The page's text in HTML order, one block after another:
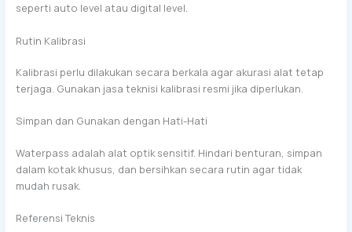
seperti auto level atau digital level.
Rutin Kalibrasi
Kalibrasi perlu dilakukan secara berkala agar akurasi alat tetap
terjaga. Gunakan jasa teknisi kalibrasi resmi jika diperlukan.
Simpan dan Gunakan dengan Hati-Hati
Waterpass adalah alat optik sensitif. Hindari benturan, simpan
dalam kotak khusus, dan bersihkan secara rutin agar tidak
mudah rusak.
Referensi Teknis